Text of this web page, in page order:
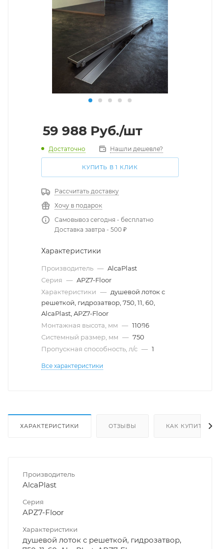
59 988 Руб./шт
Достаточно Нашли дешевле?
КУПИТЬ В 1 КЛИК
Рассчитать доставку
Хочу в подарок
Самовывоз сегодня - бесплатно
Доставка завтра - 500 ₽
Характеристики
Производитель — AlcaPlast
Серия — APZ7-Floor
Характеристики — душевой лоток с
решеткой, гидрозатвор, 750, 11, 60,
AlcaPlast, APZ7-Floor
Монтажная высота, мм — 110!16
Системный размер, мм — 750
Пропускная способность, л/с — 1
Все характеристики
ХАРАКТЕРИСТИКИ ОТЗЫВЫ КАК КУПИТЬ
Производитель
AlcaPlast
Серия
APZ7-Floor
Характеристики
душевой лоток с решеткой, гидрозатвор,